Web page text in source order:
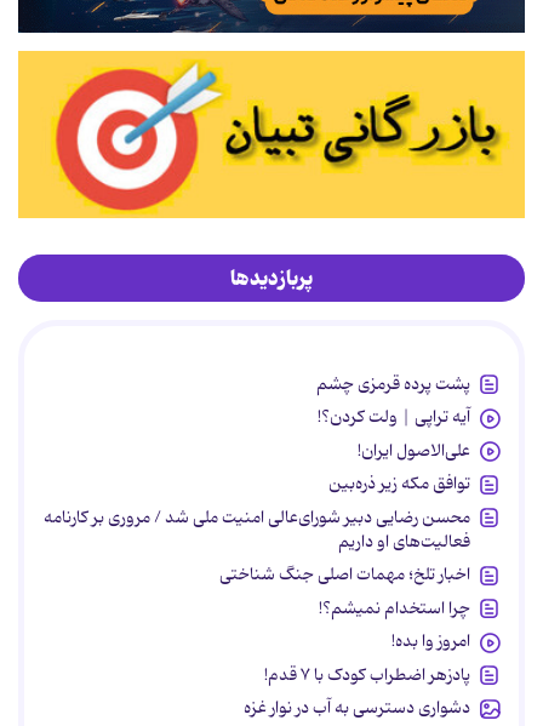
پربازدیدها
پشت پرده قرمزی چشم
آیه تراپی | ولت کردن؟!
علی‌الاصول ایران!
توافق مکه زیر ذره‌بین
محسن رضایی دبیر شورای‌عالی امنیت ملی شد / مروری بر کارنامه
فعالیت‌های او داریم
اخبار تلخ؛ مهمات اصلی جنگ شناختی
چرا استخدام نمیشم؟!
امروز وا بده!
پادزهر اضطراب کودک با ۷ قدم!
دشواری دسترسی به آب در نوار غزه